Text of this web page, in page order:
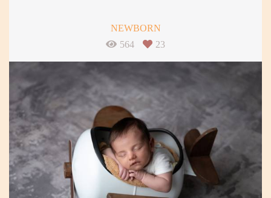
NEWBORN
564
23